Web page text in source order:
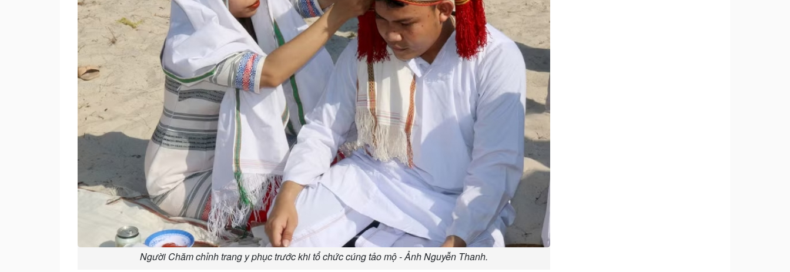
Người Chăm chỉnh trang y phục trước khi tổ chức cúng tảo mộ - Ảnh Nguyễn Thanh.